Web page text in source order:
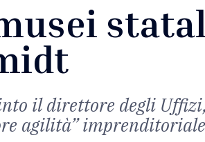
il direttore degli
agilità” imprenditoriale